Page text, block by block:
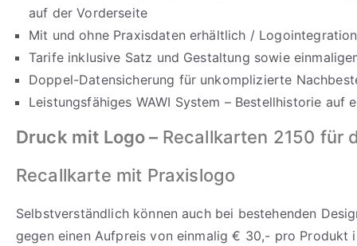
auf der Vorderseite
Mit und ohne Praxisdaten erhältlich /
Tarife inklusive Satz und Gestaltung sowie
Doppel-Datensicherung für unkomplizierte
Leistungsfähiges WAWI System – Bestellhistorie auf
Druck mit Logo – Recallkarten 2150 für
Recallkarte mit Praxislogo
Selbstverständlich können auch bei bestehenden
gegen einen Aufpreis von einmalig € 30,- pro Produkt